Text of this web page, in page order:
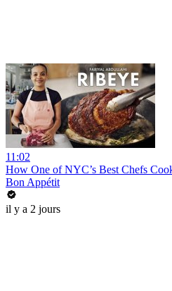
11:02
How One of NYC’s Best Chefs
Bon Appétit
il y a 2 jours